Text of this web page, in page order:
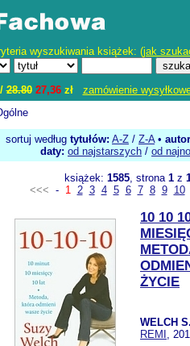
wyszukiwania książek: (jak
/28.80 27,36zł
zamówienie
sortuj według tytułów: A-Z / Z-A•
daty: od najstarszych / od
książek: 1585, strona 1z
<<< - 1 2 3 4 5 6 7 8 9 10
10 10
ŻYCIE
WELCH
REMI ,